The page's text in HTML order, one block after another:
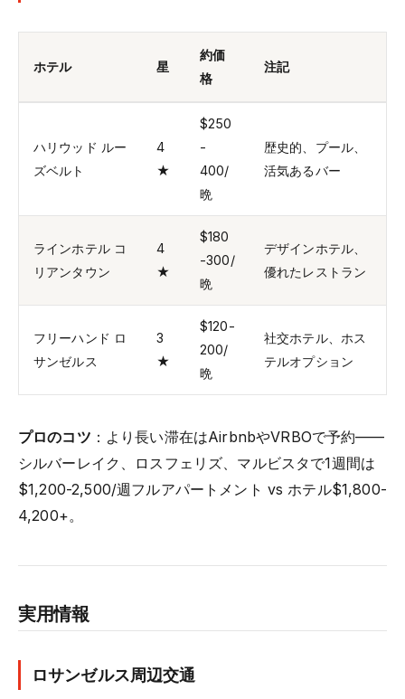
ホテル 星
約価
格
注記
ハリウッド ルー
ズベルト
4
★
$250
-
400/
晩
歴史的、プール、
活気あるバー
ラインホテル コ
リアンタウン
4
★
$180
-300/
晩
デザインホテル、
優れたレストラン
フリーハンド ロ
サンゼルス
3
★
$120-
200/
晩
社交ホテル、ホス
テルオプション
プロのコツ ：より長い滞在はAirbnbやVRBOで予約——
シルバーレイク、ロスフェリズ、マルビスタで1週間は
$1,200-2,500/週フルアパートメント vs ホテル$1,800-
4,200+。
実用情報
ロサンゼルス周辺交通